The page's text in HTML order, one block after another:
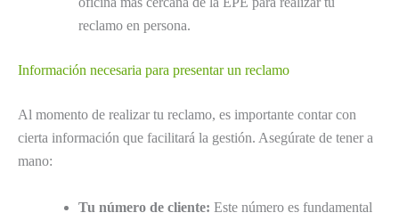
reclamo en persona.
Información necesaria para presentar un reclamo
Al momento de realizar tu reclamo, es importante contar con
cierta información que facilitará la gestión. Asegúrate de tener a
mano:
Tu número de cliente: Este número es fundamental